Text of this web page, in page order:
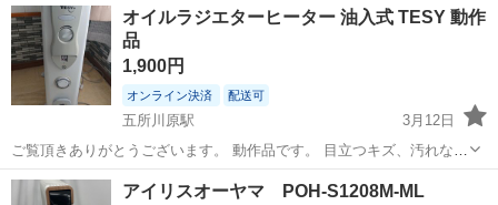
オイルラジエターヒーター 油入式 TESY 動作
品
1,900円
オンライン決済 配送可
五所川原駅
3月12日
ご覧頂きありがとうございます。 動作品です。 目立つキズ、汚れなど
なくキレイな方だと思います。 袋カバーありますが一ヶ所破れてま
す。 直接手渡しも大丈夫です。 宜しくお願いします。
青森 つがる市 五所川原駅
アイリスオーヤマ POH-S1208M-ML